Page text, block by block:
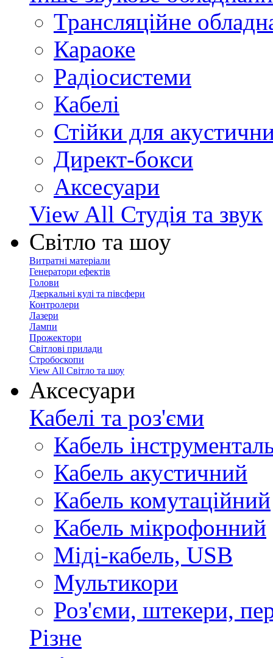
Трансляційне
Караоке
Радіосистеми
Кабелі
Стійки для
Директ-бокси
Аксесуари
View All Студія та звук
Світло та шоу
Витратні матеріали
Генератори ефектів
Голови
Дзеркальні кулі та півсфери
Контролери
Лазери
Лампи
Прожектори
Світлові прилади
Стробоскопи
View All Світло та шоу
Аксесуари
Кабелі та роз'єми
Кабель
Кабель акустичний
Кабель комутаційний
Кабель мікрофонний
Міді-кабель, USB
Мультикори
Роз'єми, штекери,
Різне